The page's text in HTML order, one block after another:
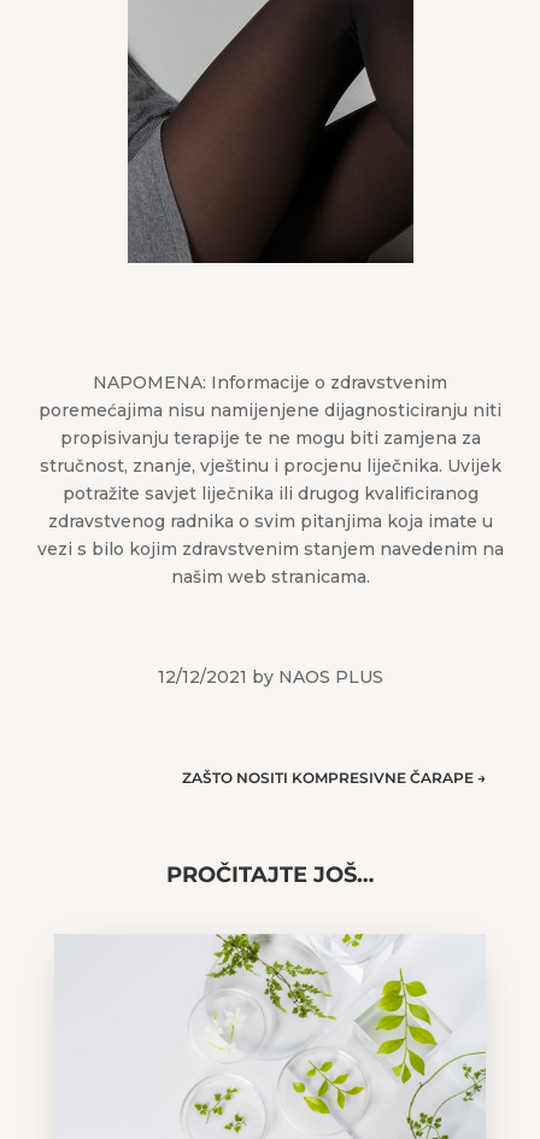
NAPOMENA: Informacije o zdravstvenim
poremećajima nisu namijenjene dijagnosticiranju niti
propisivanju terapije te ne mogu biti zamjena za
stručnost, znanje, vještinu i procjenu liječnika. Uvijek
potražite savjet liječnika ili drugog kvalificiranog
zdravstvenog radnika o svim pitanjima koja imate u
vezi s bilo kojim zdravstvenim stanjem navedenim na
našim web stranicama.
12/12/2021 by NAOS PLUS
ZAŠTO NOSITI KOMPRESIVNE ČARAPE →
PROČITAJTE JOŠ…